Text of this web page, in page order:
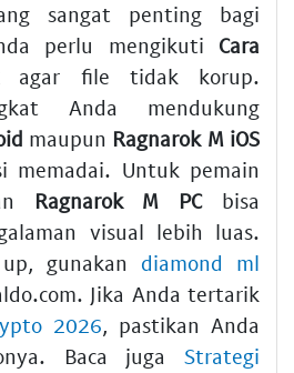
sangat penting bagi
perlu mengikuti Cara
agar file tidak korup.
Anda mendukung
maupun Ragnarok M iOS
memadai. Untuk pemain
Ragnarok M PCbisa
visual lebih luas.
gunakan diamond ml
Jika Anda tertarik
2026, pastikan Anda
Baca juga Strategi